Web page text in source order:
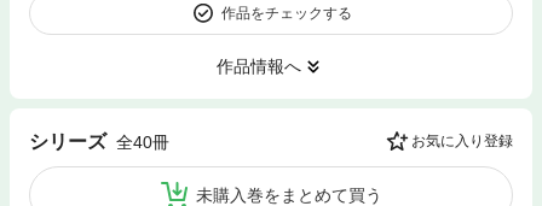
作品をチェックする
作品情報へ
シリーズ 全40冊 お気に入り登録
未購入巻をまとめて買う